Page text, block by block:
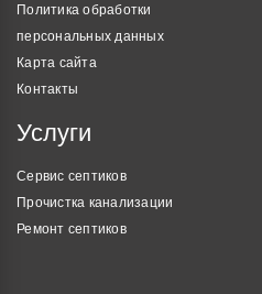
Политика обработки
персональных данных
Карта сайта
Контакты
Услуги
Сервис септиков
Прочистка канализации
Ремонт септиков